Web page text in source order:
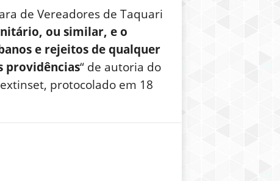
de Vereadores de Taquari
ou similar, e o
e rejeitos de qualquer
providências“ de autoria do
protocolado em 18